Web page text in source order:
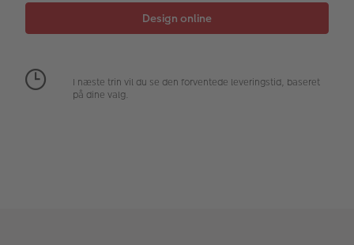
Flerdelt vægbillede
Velkomstskilt
Digitalt festkort
I næste trin vil du se den forventede leveringstid, baseret
på dine valg.